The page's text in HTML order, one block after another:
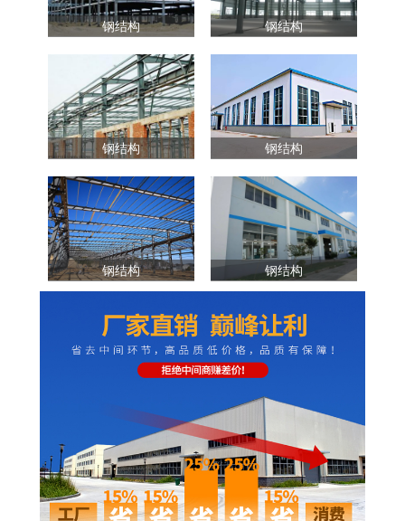
钢结构 钢结构
钢结构 钢结构
钢结构 钢结构